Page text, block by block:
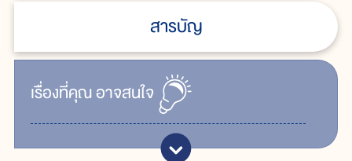
สารบัญ
เรื่ิองที่คุณอาจสนใจ